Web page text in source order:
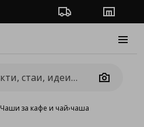
Проследяване на
Camera
Чаши за кафе и чай›чаша